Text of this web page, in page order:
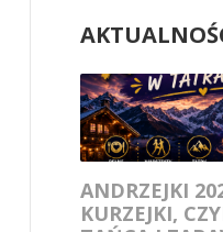
ANDRZEJKI
KURZEJKI,